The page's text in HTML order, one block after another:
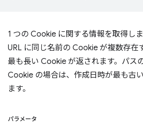
1 つの Cookie に関する情報を取得し
URL に同じ名前の Cookie が複数存在
最も長い Cookie が返されます。パス
Cookie の場合は、作成日時が最も古
ます。
パラメータ